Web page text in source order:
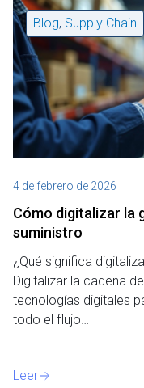
Blog, Supply Chain
4 de febrero de 2026
Cómo digitalizar la
suministro
¿Qué significa
Digitalizar la cadena
tecnologías digitales
todo el flujo…
Leer